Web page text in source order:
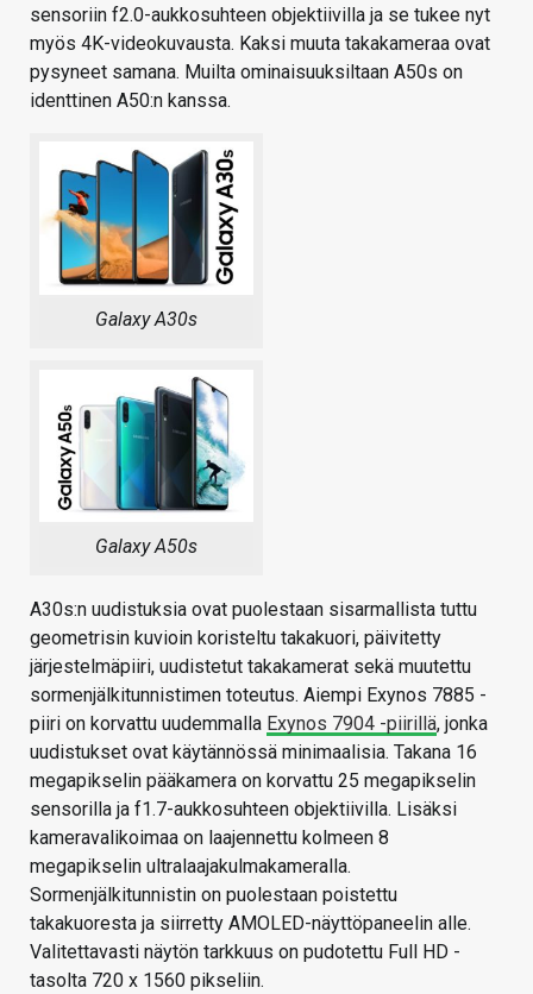
sensoriin f2.0-aukkosuhteen objektiivilla ja se tukee nyt
myös 4K-videokuvausta. Kaksi muuta takakameraa ovat
pysyneet samana. Muilta ominaisuuksiltaan A50s on
identtinen A50:n kanssa.
Galaxy A30s
Galaxy A50s
A30s:n uudistuksia ovat puolestaan sisarmallista tuttu
geometrisin kuvioin koristeltu takakuori, päivitetty
järjestelmäpiiri, uudistetut takakamerat sekä muutettu
sormenjälkitunnistimen toteutus. Aiempi Exynos 7885 -
piiri on korvattu uudemmalla Exynos 7904 -piirillä, jonka
uudistukset ovat käytännössä minimaalisia. Takana 16
megapikselin pääkamera on korvattu 25 megapikselin
sensorilla ja f1.7-aukkosuhteen objektiivilla. Lisäksi
kameravalikoimaa on laajennettu kolmeen 8
megapikselin ultralaajakulmakameralla.
Sormenjälkitunnistin on puolestaan poistettu
takakuoresta ja siirretty AMOLED-näyttöpaneelin alle.
Valitettavasti näytön tarkkuus on pudotettu Full HD -
tasolta 720 x 1560 pikseliin.